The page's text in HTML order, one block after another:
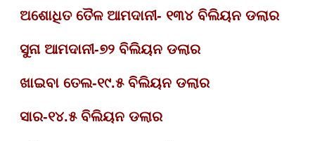
ଅଶୋଧିତ ତୈଳ ଆମଦାନୀ- ୧୩୪ ବିଲିୟନ ଡଲାର
ସୁନା ଆମଦାନୀ-୭୨ ବିଲିୟନ ଡଲାର
ଖାଇବା ତେଲ-୧୯.୫ ବିଲିୟନ ଡଲାର
ସାର-୧୪.୫ ବିଲିୟନ ଡଲାର